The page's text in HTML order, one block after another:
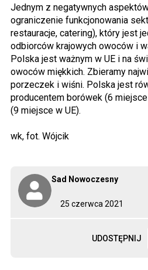
25 czerwca 2021
Sad Nowoczesny
UDOSTĘPNIJ
Jednym z negatywnych
ograniczenie funkcjonowania
restauracje, catering), który jest
odbiorców krajowych owoców i
Polska jest ważnym w UE i na
owoców miękkich. Zbieramy
porzeczek i wiśni. Polska jest
producentem borówek (6
(9 miejsce w UE).
wk, fot. Wójcik